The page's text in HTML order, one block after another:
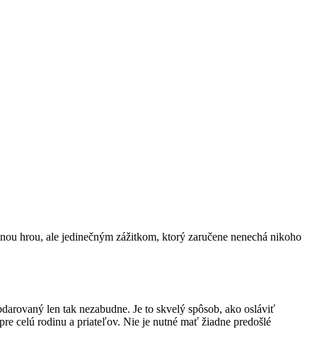
hrou, ale jedinečným zážitkom, ktorý zaručene nenechá nikoho
len tak nezabudne. Je to skvelý spôsob, ako osláviť
celú rodinu a priateľov. Nie je nutné mať žiadne predošlé